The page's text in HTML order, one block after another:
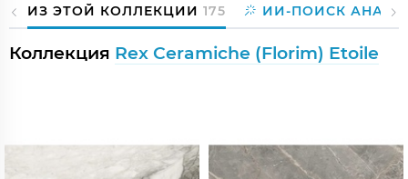
ИЗ ЭТОЙ КОЛЛЕКЦИИ 175 ИИ-ПОИСК
Коллекция Rex Ceramiche (Florim) Etoile